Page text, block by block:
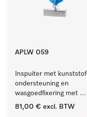
APLW 059
Inspuiter met kunststof
ondersteuning en
wasgoedfixering met
vergr., Ø 6, lengte
81,00 € excl. BTW